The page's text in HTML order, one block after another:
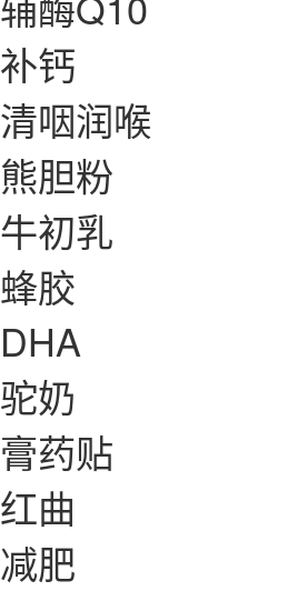
补钙
清咽润喉
熊胆粉
牛初乳
蜂胶
DHA
驼奶
膏药贴
红曲
减肥